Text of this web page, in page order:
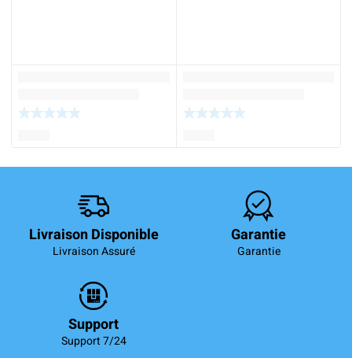
Livraison Disponible
Livraison Assuré
Garantie
Garantie
Support
Support 7/24